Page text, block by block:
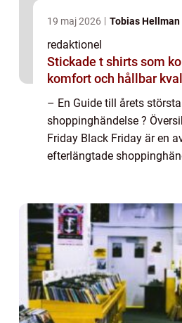
19 maj 2026 Tobias Hellman
redaktionel
Stickade t shirts som
komfort och hållbar
– En Guide till årets största
shoppinghändelse ?
Friday Black Friday är en
efterlängtade
inklusive Sver...